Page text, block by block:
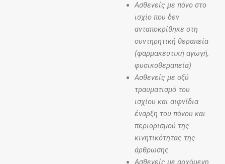
Ασθενείς με πόνο στο
ισχίο που δεν
ανταποκρίθηκε στη
συντηρητική θεραπεία
(φαρμακευτική αγωγή,
φυσικοθεραπεία)
Ασθενείς με οξύ
τραυματισμό του
ισχίου και αιφνίδια
έναρξη του πόνου και
περιορισμού της
κινητικότητας της
άρθρωσης
Ασθενείς με αρχόμενη